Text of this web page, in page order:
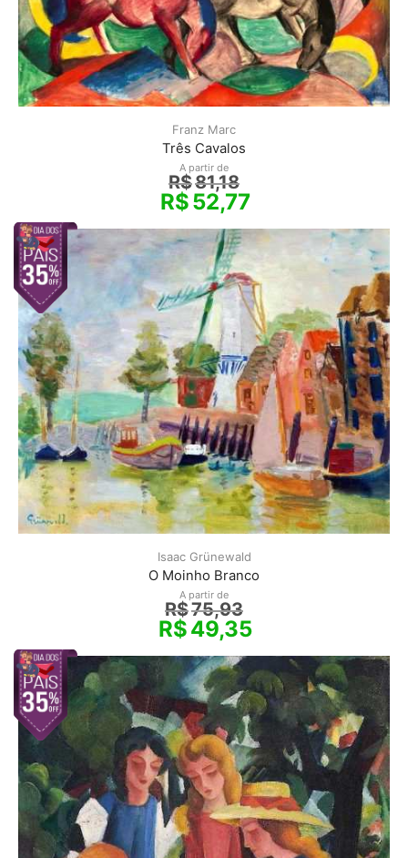
Franz Marc
Três Cavalos
A partir de
R$81,18
R$52,77
Isaac Grünewald
O Moinho Branco
A partir de
R$75,93
R$49,35